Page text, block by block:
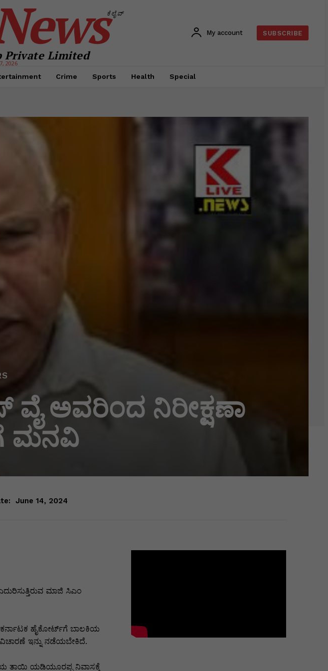
ಕೆಲೈವ್
Private Limited
2026
My account SUBSCRIBE
Crime Sports Health Special
ಅವರಿಂದ ನಿರೀಕ್ಷಣಾ
ಮನವಿ
June 14, 2024
ಮಾಜಿ ಸಿಎಂ
ಹೈಕೋರ್ಟ್‌ಗೆ ಬಾಲಕಿಯ
ಇನ್ನು ನಡೆಯಬೇಕಿದೆ.
ತಾಯಿ ಯಡಿಯೂರಪ್ಪ ನಿವಾಸಕ್ಕೆ